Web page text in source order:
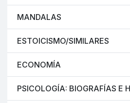
MANDALAS
ESTOICISMO/SIMILARES
ECONOMÍA
PSICOLOGÍA: BIOGRAFÍAS E